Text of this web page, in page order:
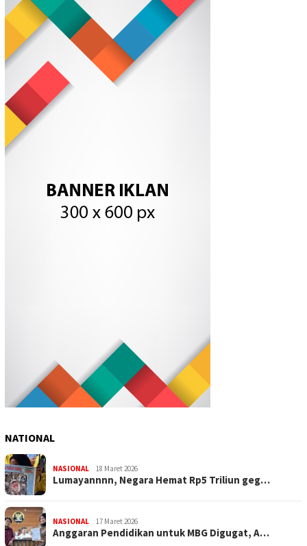
NATIONAL
NASIONAL 18 Maret 2026
Lumayannnn, Negara Hemat Rp5 Triliun geg…
NASIONAL 17 Maret 2026
Anggaran Pendidikan untuk MBG Digugat, A…